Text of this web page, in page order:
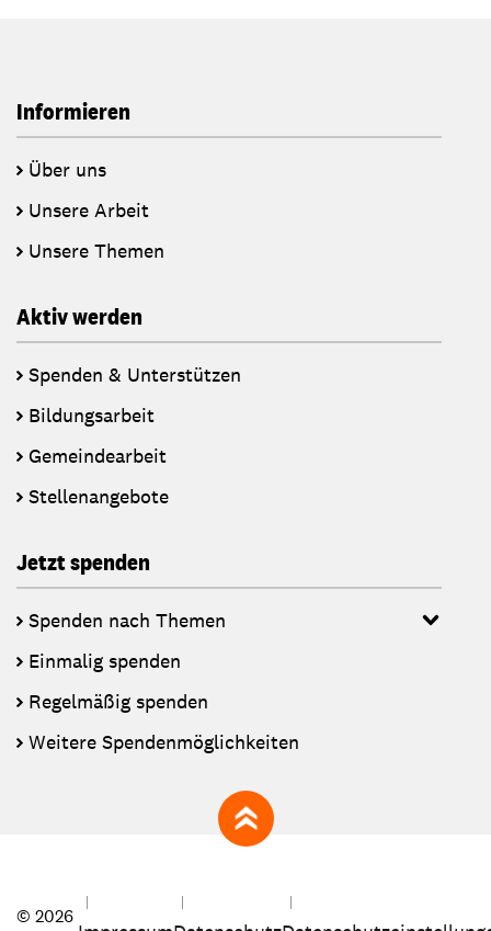
Informieren
Über uns
Unsere Arbeit
Unsere Themen
Aktiv werden
Spenden & Unterstützen
Bildungsarbeit
Gemeindearbeit
Stellenangebote
Jetzt spenden
Spenden nach Themen
Einmalig spenden
Regelmäßig spenden
Weitere Spendenmöglichkeiten
zum Seitenanfang
© 2026